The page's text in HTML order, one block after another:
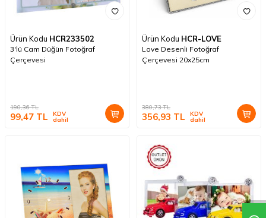
Ürün Kodu HCR233502
3'lü Cam Düğün Fotoğraf
Çerçevesi
190,36TL
99,47 TL KDV
dahil
Ürün Kodu HCR-LOVE
Love Desenli Fotoğraf
Çerçevesi 20x25cm
380,73TL
356,93 TL KDV
dahil